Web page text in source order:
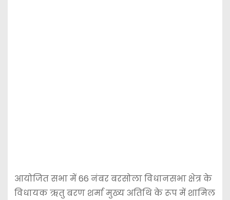
आयोजित सभा में 66 नंबर बरसोला विधानसभा क्षेत्र के
विधायक ऋतु बरण शर्मा मुख्य अतिथि के रूप में शामिल